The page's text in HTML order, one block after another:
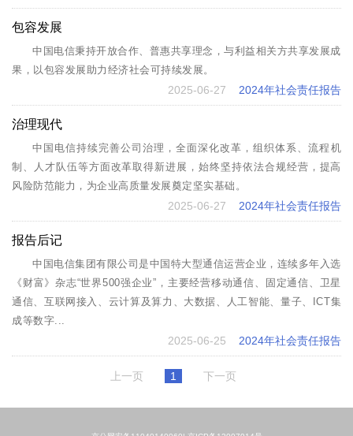
包容发展
中国电信秉持开放合作、普惠共享理念，与利益相关方共享发展成
果，以包容发展助力经济社会可持续发展。
2024年社会责任报告
2025-06-27
治理现代
中国电信持续完善公司治理，全面深化改革，组织体系、流程机
制、人才队伍等方面改革取得新进展，始终坚持依法合规经营，提高
风险防范能力，为企业高质量发展奠定坚实基础。
2024年社会责任报告
2025-06-27
报告后记
中国电信集团有限公司是中国特大型通信运营企业，连续多年入选
《财富》杂志“世界500强企业”，主要经营移动通信、固定通信、卫星
通信、互联网接入、云计算及算力、大数据、人工智能、量子、ICT集
成等数字...
2024年社会责任报告
2025-06-25
上一页 1 下一页